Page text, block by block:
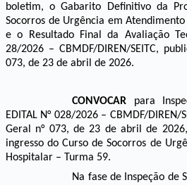
boletim, o Gabarito Definitivo da
Socorros de Urgência em
e o Resultado Final da Avaliação
28/2026 – CBMDF/DIREN/SEITC,
073, de 23 de abril de 2026.
CONVOCAR para
EDITAL N° 028/2026 – CBMDF/
Geral n° 073, de 23 de abril de 2026
ingresso do Curso de Socorros de
Hospitalar – Turma 59.
Na fase de Inspeção de